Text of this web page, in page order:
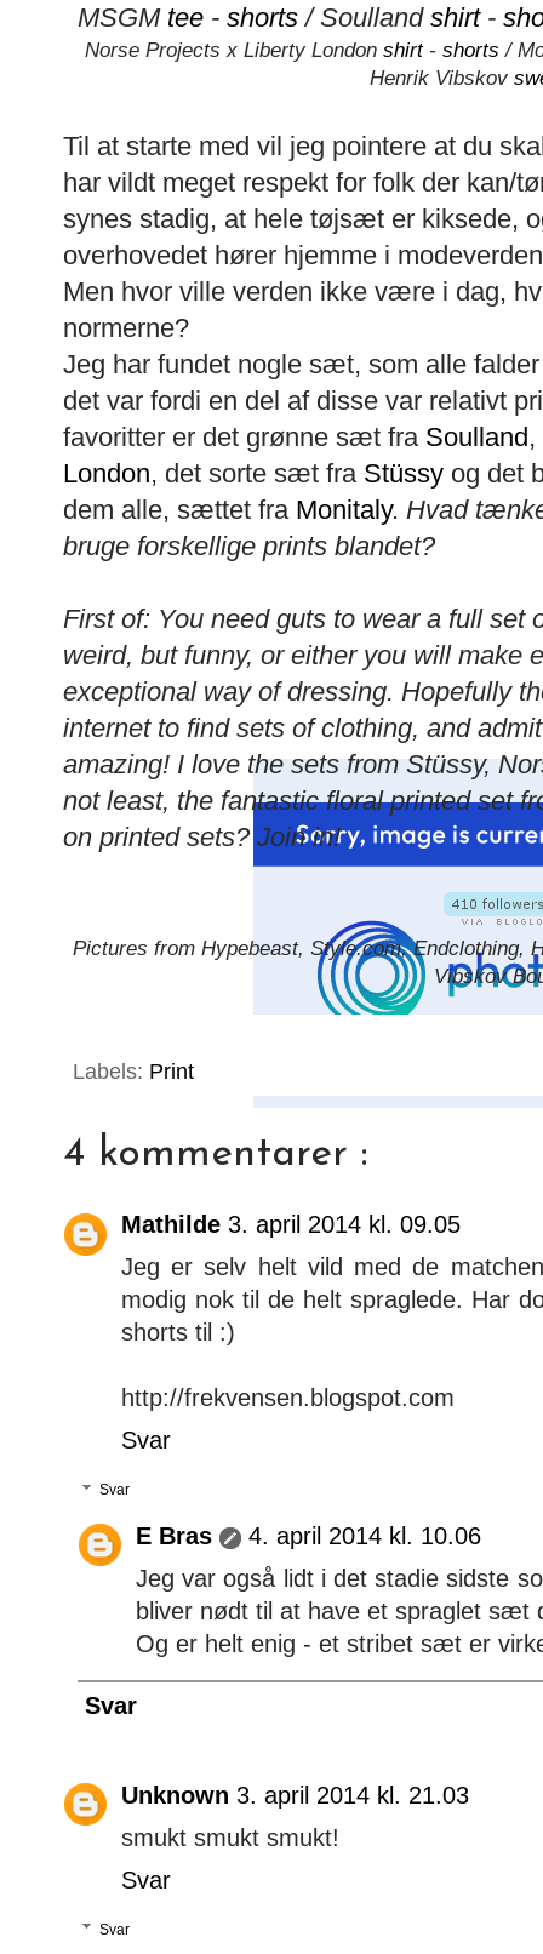
MSGM tee - shorts / Soulland shirt-
Norse Projects x Liberty London shirt- shorts /
Henrik Vibskov
Til at starte med vil jeg pointere at du
har vildt meget respekt for folk der kan/
synes stadig, at hele tøjsæt er kiksede,
overhovedet hører hjemme i
Men hvor ville verden ikke være i dag,
normerne?
Jeg har fundet nogle sæt, som alle
det var fordi en del af disse var relativt
favoritter er det grønne sæt fra Soulland
London, det sorte sæt fra Stüssy og det
dem alle, sættet fra Monitaly. Hvad
bruge forskellige prints blandet?
First of: You need guts to wear a full set
weird, but funny, or either you will make
exceptional way of dressing. Hopefully
internet to find sets of clothing, and
amazing! I love the sets from Stüssy,
not least, the fantastic floral printed set
on printed sets? Join in!
Pictures from Hypebeast, Style.com, Endclothing,
Vibskov
Labels: Print
4 kommentarer :
Mathilde 3. april 2014 kl. 09.05
Jeg er selv helt vild med de
modig nok til de helt spraglede. Har
shorts til :)
http://frekvensen.blogspot.com
Svar
Svar
E Bras
4. april 2014 kl. 10.06
Jeg var også lidt i det stadie sidste
bliver nødt til at have et spraglet sæt
Og er helt enig - et stribet sæt er
Svar
Unknown 3. april 2014 kl. 21.03
smukt smukt smukt!
Svar
Svar